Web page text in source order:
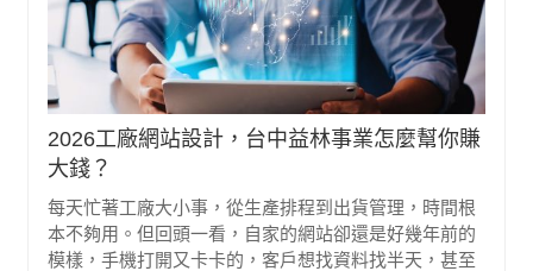
2026工廠網站設計，台中益林事業怎麼幫你賺
大錢？
每天忙著工廠大小事，從生產排程到出貨管理，時間根
本不夠用。但回頭一看，自家的網站卻還是好幾年前的
模樣，手機打開又卡卡的，客戶想找資料找半天，甚至